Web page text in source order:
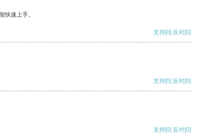
快速上手。
支持[0] 反对[0]
支持[0] 反对[0]
支持[0] 反对[0]